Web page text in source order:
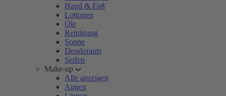
Hand & Fuß
Lotionen
Öle
Reinigung
Sonne
Deodorants
Seifen
Make-up
Alle anzeigen
Augen